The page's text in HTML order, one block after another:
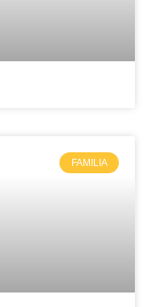
FAMILIA